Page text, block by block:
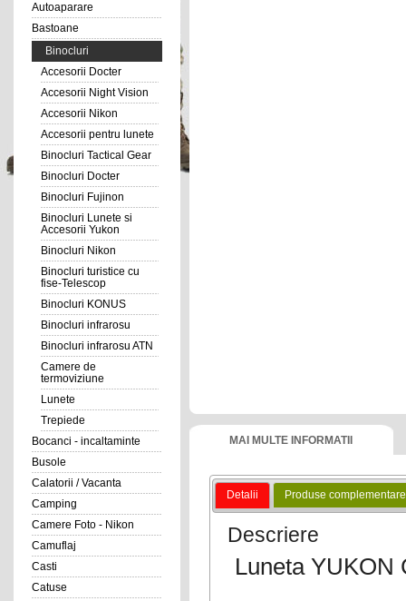
Autoaparare
Bastoane
Binocluri
Accesorii Docter
Accesorii Night Vision
Accesorii Nikon
Accesorii pentru lunete
Binocluri Tactical Gear
Binocluri Docter
Binocluri Fujinon
Binocluri Lunete si
Accesorii Yukon
Binocluri Nikon
Binocluri turistice cu
fise-Telescop
Binocluri KONUS
Binocluri infrarosu
Binocluri infrarosu ATN
Camere de
termoviziune
Lunete
Trepiede
Bocanci - incaltaminte
Busole
Calatorii / Vacanta
Camping
Camere Foto - Nikon
Camuflaj
Casti
Catuse
MAI MULTE INFORMATII
Detalii Produse complementare
Descriere
Luneta YUKON